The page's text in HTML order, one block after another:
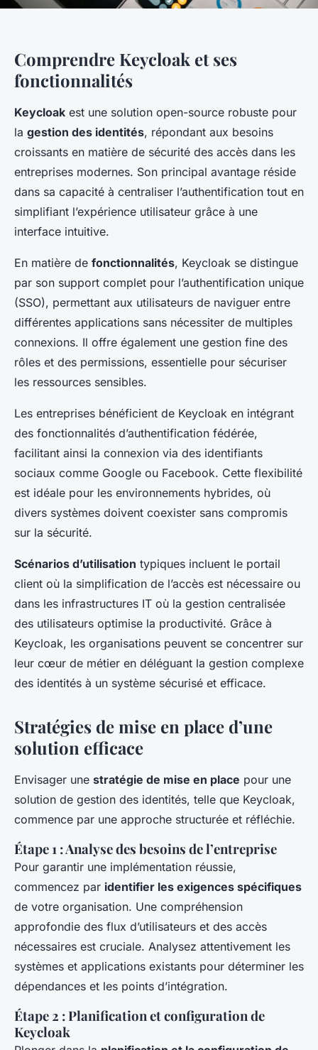
Comprendre Keycloak et ses
fonctionnalités
Keycloak est une solution open-source robuste pour
la gestion des identités, répondant aux besoins
croissants en matière de sécurité des accès dans les
entreprises modernes. Son principal avantage réside
dans sa capacité à centraliser l’authentification tout en
simplifiant l’expérience utilisateur grâce à une
interface intuitive.
En matière de fonctionnalités, Keycloak se distingue
par son support complet pour l’authentification unique
(SSO), permettant aux utilisateurs de naviguer entre
différentes applications sans nécessiter de multiples
connexions. Il offre également une gestion fine des
rôles et des permissions, essentielle pour sécuriser
les ressources sensibles.
Les entreprises bénéficient de Keycloak en intégrant
des fonctionnalités d’authentification fédérée,
facilitant ainsi la connexion via des identifiants
sociaux comme Google ou Facebook. Cette flexibilité
est idéale pour les environnements hybrides, où
divers systèmes doivent coexister sans compromis
sur la sécurité.
Scénarios d’utilisation typiques incluent le portail
client où la simplification de l’accès est nécessaire ou
dans les infrastructures IT où la gestion centralisée
des utilisateurs optimise la productivité. Grâce à
Keycloak, les organisations peuvent se concentrer sur
leur cœur de métier en déléguant la gestion complexe
des identités à un système sécurisé et efficace.
Stratégies de mise en place d’une
solution efficace
Envisager une stratégie de mise en place pour une
solution de gestion des identités, telle que Keycloak,
commence par une approche structurée et réfléchie.
Étape 1 : Analyse des besoins de l’entreprise
Pour garantir une implémentation réussie,
commencez par identifier les exigences spécifiques
de votre organisation. Une compréhension
approfondie des flux d’utilisateurs et des accès
nécessaires est cruciale. Analysez attentivement les
systèmes et applications existants pour déterminer les
dépendances et les points d’intégration.
Étape 2 : Planification et configuration de
Keycloak